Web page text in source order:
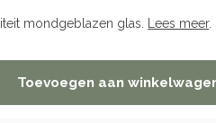
mondgeblazen glas. Lees meer.
Toevoegen aan